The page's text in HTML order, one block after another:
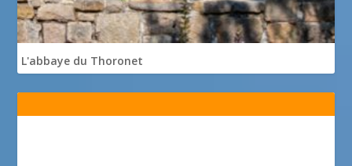
L'abbaye du Thoronet